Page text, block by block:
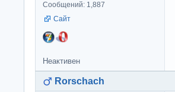
Сообщений: 1,887
Сайт
Неактивен
Rorschach